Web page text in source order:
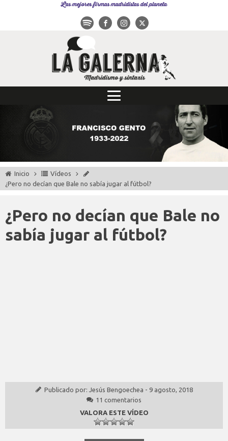
Las mejores firmas madridistas del planeta
Inicio
Vídeos
¿Pero no decían que Bale no sabía jugar al fútbol?
¿Pero no decían que Bale no
sabía jugar al fútbol?
Publicado por: Jesús Bengoechea - 9 agosto, 2018
11 comentarios
VALORA ESTE VÍDEO